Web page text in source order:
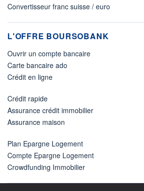
Convertisseur franc suisse / euro
L'OFFRE BOURSOBANK
Ouvrir un compte bancaire
Carte bancaire ado
Crédit en ligne
Crédit rapide
Assurance crédit immobilier
Assurance maison
Plan Epargne Logement
Compte Epargne Logement
Crowdfunding Immobilier